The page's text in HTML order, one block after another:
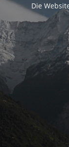
Die